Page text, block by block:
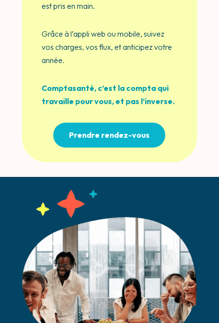
est pris en main.
Grâce à l’appli web ou mobile, suivez
vos charges, vos flux, et anticipez votre
année.
Comptasanté, c’est la compta qui
travaille pour vous, et pas l’inverse.
Prendre rendez-vous